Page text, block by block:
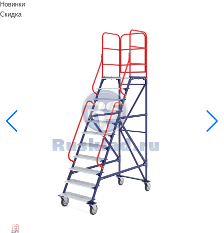
Новинки
Скидка